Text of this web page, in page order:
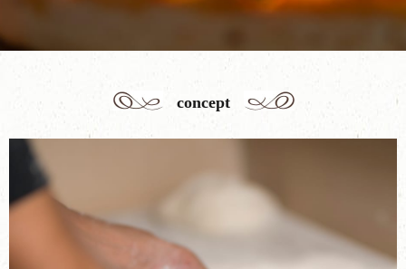
concept